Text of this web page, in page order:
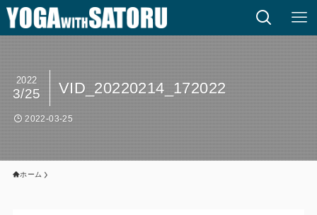
VID_20220214_172022
2022
3/25
2022-03-25
ホーム